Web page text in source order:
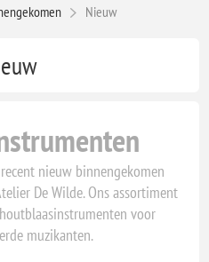
Nieuw
nieuw binnengekomen
De Wilde. Ons assortiment
voor
muzikanten.